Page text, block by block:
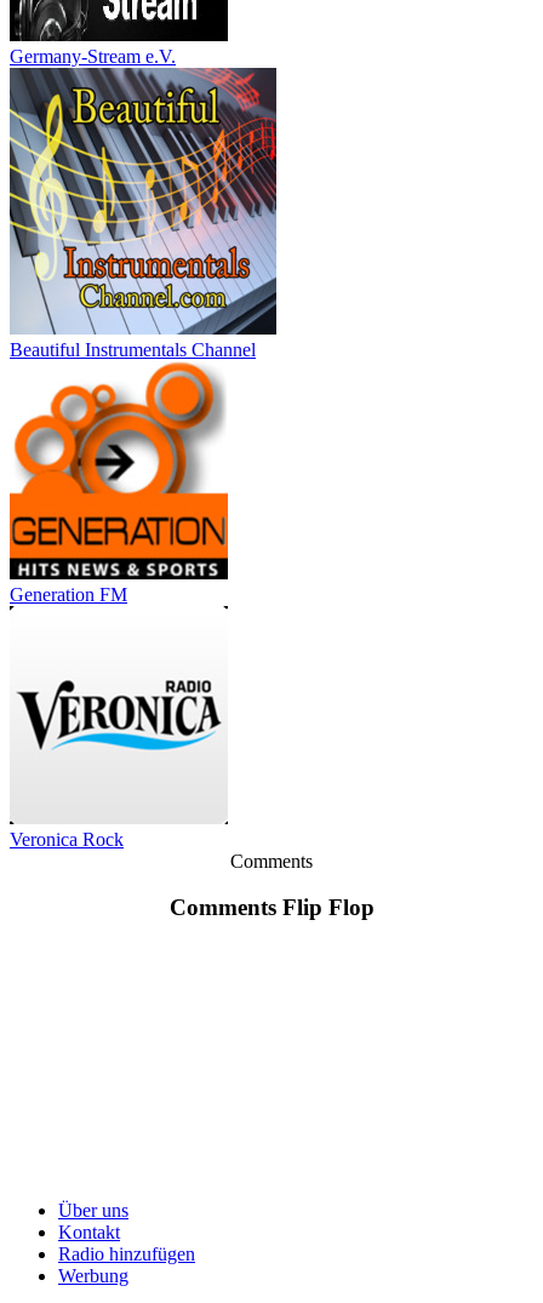
Germany-Stream e.V.
Beautiful Instrumentals Channel
Generation FM
Veronica Rock
Comments
Comments Flip Flop
Über uns
Kontakt
Radio hinzufügen
Werbung